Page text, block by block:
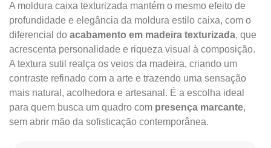
A moldura caixa texturizada mantém o mesmo efeito de
profundidade e elegância da moldura estilo caixa, com o
diferencial do acabamento em madeira texturizada, que
acrescenta personalidade e riqueza visual à composição.
A textura sutil realça os veios da madeira, criando um
contraste refinado com a arte e trazendo uma sensação
mais natural, acolhedora e artesanal. É a escolha ideal
para quem busca um quadro com presença marcante,
sem abrir mão da sofisticação contemporânea.